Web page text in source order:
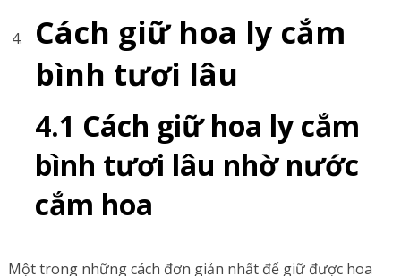
Cách giữ hoa ly cắm
bình tươi lâu
4.1 Cách giữ hoa ly cắm
bình tươi lâu nhờ nước
cắm hoa
Một trong những cách đơn giản nhất để giữ được hoa